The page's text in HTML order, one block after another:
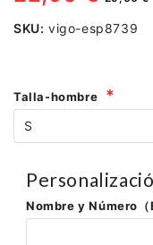
SKU: vigo-esp8739
Talla-hombre
Nombre y Número（